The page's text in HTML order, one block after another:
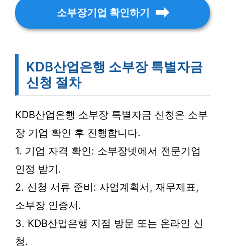
소부장기업 확인하기
KDB산업은행 소부장 특별자금
신청 절차
KDB산업은행 소부장 특별자금 신청은 소부
장 기업 확인 후 진행합니다.
1. 기업 자격 확인: 소부장넷에서 전문기업
인정 받기.
2. 신청 서류 준비: 사업계획서, 재무제표,
소부장 인증서.
3. KDB산업은행 지점 방문 또는 온라인 신
청.